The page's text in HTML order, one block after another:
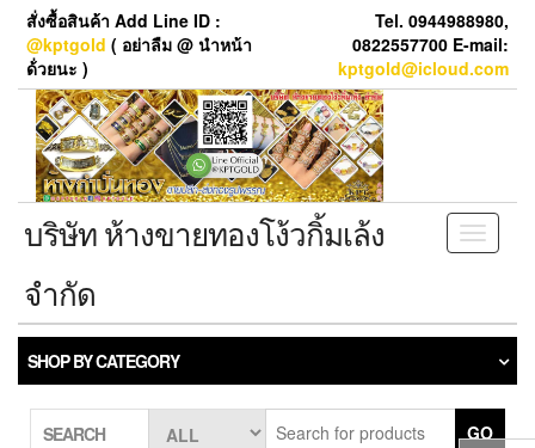
Skip
content
สั่งซื้อสินค้า Add Line ID :
@kptgold ( อย่าลืม @ นำหน้า
ด้่วยนะ )
Tel. 0944988980,
0822557700 E-mail:
kptgold@icloud.com
Toggle
บริษัท ห้างขายทองโง้วกิ้มเล้ง
จำกัด
SHOP BY CATEGORY
SEARCH GO